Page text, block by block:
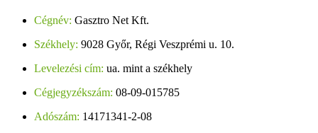
Cégnév: Gasztro Net Kft.
Székhely: 9028 Győr, Régi Veszprémi u. 10.
Levelezési cím: ua. mint a székhely
Cégjegyzékszám: 08-09-015785
Adószám: 14171341-2-08